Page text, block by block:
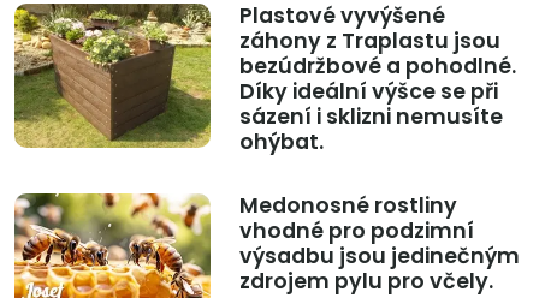
Plastové vyvýšené
záhony z Traplastu jsou
bezúdržbové a pohodlné.
Díky ideální výšce se při
sázení i sklizni nemusíte
ohýbat.
Medonosné rostliny
vhodné pro podzimní
výsadbu jsou jedinečným
zdrojem pylu pro včely.